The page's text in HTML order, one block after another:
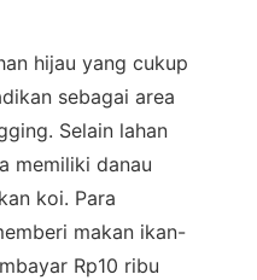
hijau yang cukup
sebagai area
Selain lahan
memiliki danau
koi. Para
makan ikan-
Rp10 ribu